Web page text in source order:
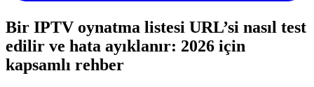
Bir IPTV oynatma listesi URL’si nasıl test
edilir ve hata ayıklanır: 2026 için
kapsamlı rehber